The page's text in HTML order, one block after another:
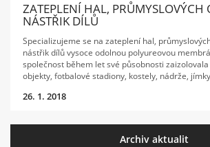
ZATEPLENÍ HAL, PRŮMYSLOVÝCH
NÁSTŘIK DÍLŮ
Specializujeme se na zateplení hal,
nástřik dílů vysoce odolnou polyureovou
společnost během let své působnosti
objekty, fotbalové stadiony, kostely, nádrže,
26. 1. 2018
Archiv aktualit